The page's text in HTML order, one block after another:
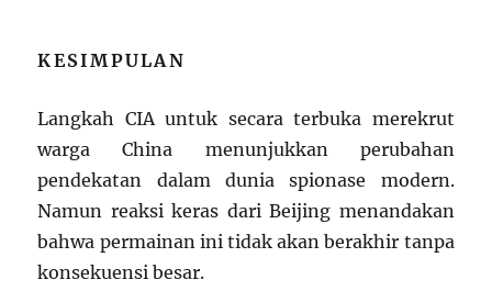
KESIMPULAN
Langkah CIA untuk secara terbuka merekrut
warga China menunjukkan perubahan
pendekatan dalam dunia spionase modern.
Namun reaksi keras dari Beijing menandakan
bahwa permainan ini tidak akan berakhir tanpa
konsekuensi besar.